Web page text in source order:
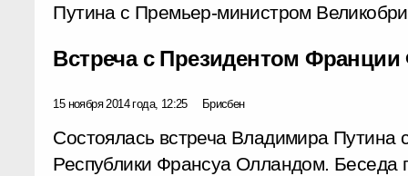
Путина с Премьер-министром
Встреча с Президентом
15 ноября 2014 года, 12:25 Брисбен
Состоялась встреча Владимира Путина
Республики Франсуа Олландом. Беседа